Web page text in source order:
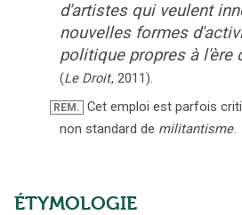
d'artistes qui veulent
nouvelles formes
politique propres à l'ère
(Le Droit, 2011).
REM.
Cet emploi est parfois
non standard de militantisme.
ÉTYMOLOGIE